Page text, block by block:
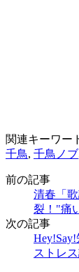
関連キーワー
千鳥, 千鳥ノブ
前の記事
清春「
裂！"痛
次の記事
ストレ